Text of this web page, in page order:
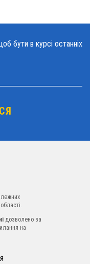
бути в курсі останніх
дозволено за
на